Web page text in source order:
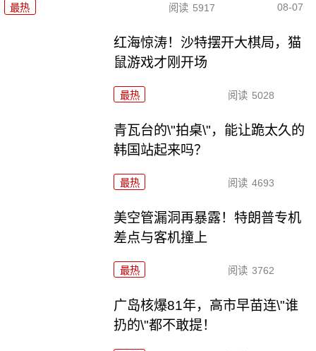
最热 阅读 5917 08-07
红海惊涛！沙特摆开大棋局，猫
鼠游戏才刚开场
最热 阅读 5028
青瓦台的\"拍桌\"，能让跪太久的
韩国站起来吗？
最热 阅读 4693
美空管漏洞再暴露！特朗普专机
差点与客机撞上
最热 阅读 3762
广岛核爆81年，高市早苗连\"谁
扔的\"都不敢提！